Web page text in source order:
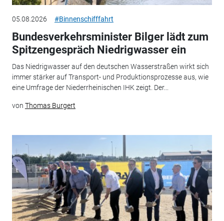
05.08.2026 #Binnenschifffahrt
Bundesverkehrsminister Bilger lädt zum
Spitzengespräch Niedrigwasser ein
Das Niedrigwasser auf den deutschen Wasserstraßen wirkt sich
immer stärker auf Transport- und Produktionsprozesse aus, wie
eine Umfrage der Niederrheinischen IHK zeigt. Der...
von Thomas Burgert